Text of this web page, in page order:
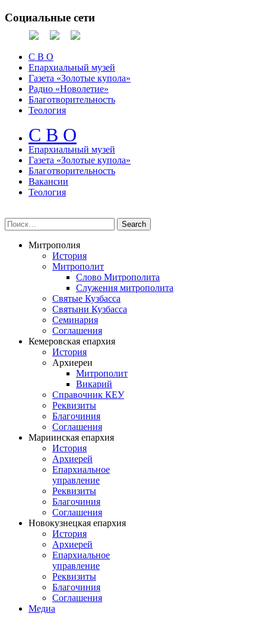
Социальные сети
С В О
Епархиальный музей
Газета «Золотые купола»
Радио «Новолетие»
Благотворительность
Теология
С В О
Епархиальный музeй
Газета «Золотые купола»
Благотворительность
Вакансии
Теология
Митрополия
История
Митрополит
Слово Митрополита
Служения митрополита
Святые Кузбасса
Святыни Кузбасса
Семинария
Соглашения
Кемеровская епархия
История
Архиереи
Митрополит
Викарий
Справочник КЕУ
Реквизиты
Благочиния
Соглашения
Мариинская епархия
История
Архиерей
Епархиальное
управление
Реквизиты
Благочиния
Соглашения
Новокузнецкая епархия
История
Архиерей
Епархиальное
управление
Реквизиты
Благочиния
Соглашения
Медиа